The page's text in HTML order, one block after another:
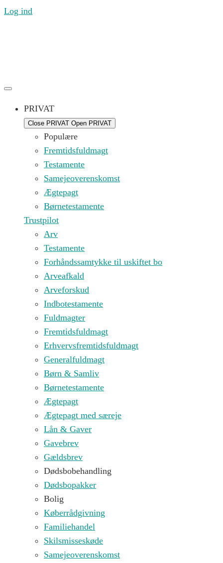
Log ind
PRIVAT
Close PRIVAT Open PRIVAT
Populære
Fremtidsfuldmagt
Testamente
Samejeoverenskomst
Ægtepagt
Børnetestamente
Trustpilot
Arv
Testamente
Forhåndssamtykke til uskiftet bo
Arveafkald
Arveforskud
Indbotestamente
Fuldmagter
Fremtidsfuldmagt
Erhvervsfremtidsfuldmagt
Generalfuldmagt
Børn & Samliv
Børnetestamente
Ægtepagt
Ægtepagt med særeje
Lån & Gaver
Gavebrev
Gældsbrev
Dødsbobehandling
Dødsbopakker
Bolig
Køberrådgivning
Familiehandel
Skilsmisseskøde
Samejeoverenskomst